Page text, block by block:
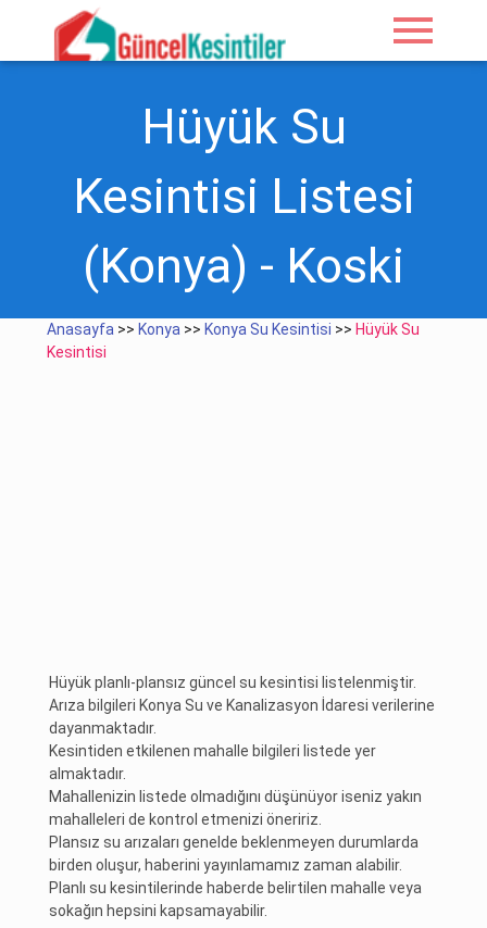
menu
Hüyük Su
Kesintisi Listesi
(Konya) - Koski
Anasayfa >> Konya >> Konya Su Kesintisi >> Hüyük Su
Kesintisi
Hüyük planlı-plansız güncel su kesintisi listelenmiştir.
Arıza bilgileri Konya Su ve Kanalizasyon İdaresi verilerine
dayanmaktadır.
Kesintiden etkilenen mahalle bilgileri listede yer
almaktadır.
Mahallenizin listede olmadığını düşünüyor iseniz yakın
mahalleleri de kontrol etmenizi öneririz.
Plansız su arızaları genelde beklenmeyen durumlarda
birden oluşur, haberini yayınlamamız zaman alabilir.
Planlı su kesintilerinde haberde belirtilen mahalle veya
sokağın hepsini kapsamayabilir.